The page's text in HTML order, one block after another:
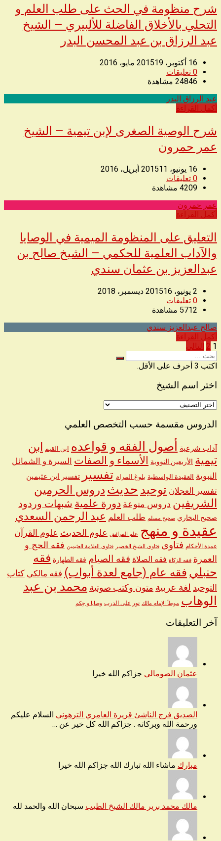
شرح منظومة في الحث على طلب العلم و
التحلي بالأخلاق الفاضلة للألبيري – الشيخ
عبد الرزاق بن عبد المحسن البدر
16 أكتوبر، 2015
19 مايو، 2016
0 تعليقات
24846 مشاهدة
عبد الرزاق البدر
أكمل القراءة
شرح الوصية الصغرى لإبن تيمية – الشيخ
عمر حمرون
16 يونيو، 2015
11 أبريل، 2016
0 تعليقات
4209 مشاهدة
عمر حمرون
أكمل القراءة
التعليق على المنظومة الميمية في الوصايا
والآداب العلمية للحكمي – الشيخ صالح بن
عبدالعزيز بن عثمان سندي
2 يونيو، 2015
16 ديسمبر، 2018
0 تعليقات
5712 مشاهدة
صالح عبدالعزيز سندي
أكمل القراءة
تعدد
صفحات
المقالات
1
2 التالي
البحث
عن
اكتب 3 أحرف على الأقل.
اختر اسم الشيخ
اختر
الشيخ
الدروس مقسمة حسب التخصص العلمي
آداب شرعية أصول الفقه و قواعده ابن القيم ابن
تيمية الأربعين النووية الأسماء و الصفات السيرة و الشمائل
النبوية العقيدة الواسطية بلوغ المرام تفسير تفسير ابن عثيمين
تفسير العجلان توحيد حديث دروس الحرمين
الشريفين دروس منوعة دورة علمية شبهات وردود
صحيح البخاري صحيح مسلم طلب العلم عبد الرحمن السعدي
عقيدة و منهج علم الفرائض علوم الحديث علوم القرآن
عمدة الأحكام فتاوى فتاوى الشيخ الخضير فتاوى العلامة العثيمين فقه الحج و
العمرة فقه الزكاة فقه الصلاة فقه الصيام فقه الطهارة فقه
حنبلي فقه عام (جامع لعدة أبواب) فقه مالكي كتاب
التوحيد لغة عربية متون وكتب صوتية محمد بن عبد
الوهاب موطأ الإمام مالك نور على الدرب وصايا و حِكم
آخر التعليقات
عثمان الصومالي جزاكم الله خيرا
الصديق فرج الناشئ قريرة العامري الترهوني السلام عليكم
ورحمة الله وبركاته . جزاكم الله كل خير عن …
مبارك ماشاء الله تبارك الله جزاكم الله خيرا
مالك محمد برير مالك الشيخ الطيب سبحان الله والحمد لله